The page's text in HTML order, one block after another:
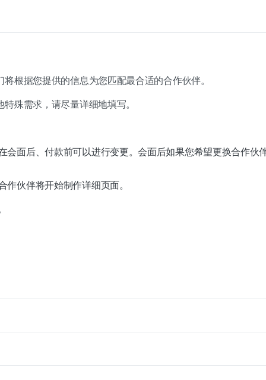
根据您提供的信息为您匹配最合适的合作伙伴。
殊需求，请尽量详细地填写。
会面后、付款前可以进行变更。会面后如果您希望更换合作伙
作伙伴将开始制作详细页面。